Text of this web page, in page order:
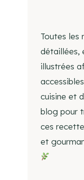
Toutes les
détaillées,
illustrées
cuisine et
blog pour
ces
et